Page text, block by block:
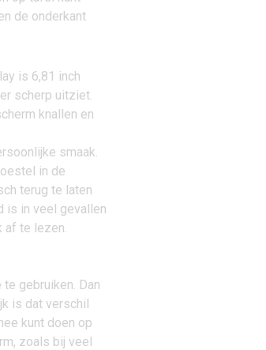
de onderkant
is 6,81 inch
scherp uitziet.
knallen en
smaak.
in de
terug te laten
is in veel gevallen
te lezen.
gebruiken. Dan
is dat verschil
kunt doen op
zoals bij veel